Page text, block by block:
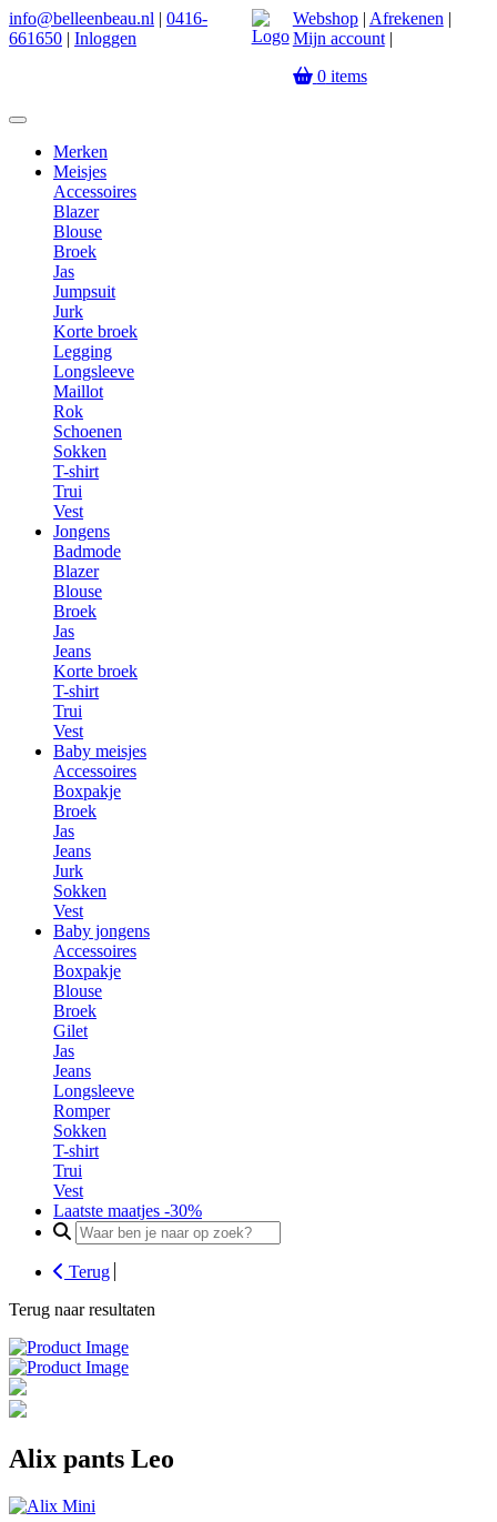
info@belleenbeau.nl | 0416-
661650 | Inloggen
Webshop| Afrekenen |
Mijn account|
0items
Merken
Meisjes
Accessoires
Blazer
Blouse
Broek
Jas
Jumpsuit
Jurk
Korte broek
Legging
Longsleeve
Maillot
Rok
Schoenen
Sokken
T-shirt
Trui
Vest
Jongens
Badmode
Blazer
Blouse
Broek
Jas
Jeans
Korte broek
T-shirt
Trui
Vest
Baby meisjes
Accessoires
Boxpakje
Broek
Jas
Jeans
Jurk
Sokken
Vest
Baby jongens
Accessoires
Boxpakje
Blouse
Broek
Gilet
Jas
Jeans
Longsleeve
Romper
Sokken
T-shirt
Trui
Vest
Laatste maatjes -30%
Search
for:
Terug
Terug naar resultaten
Alix pants Leo